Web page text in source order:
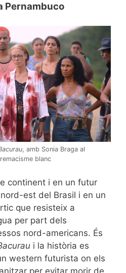
Pernambuco
, amb Sonia Braga al
blanc
continent i en un futur
est del Brasil i en un
que resisteix a
per part dels
nord-americans. És
i la història es
western futurista on els